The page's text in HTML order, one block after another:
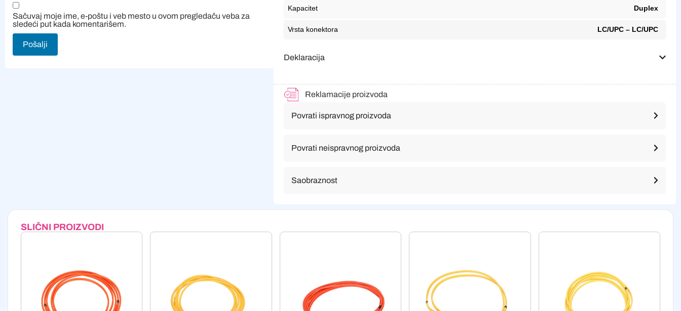
Sačuvaj moje ime, e-poštu i veb mesto u ovom pregledaču veba za
sledeći put kada komentarišem.
Kapacitet Duplex
Vrsta konektora LC/UPC – LC/UPC
Deklaracija
Reklamacije proizvoda
Povrati ispravnog proizvoda
Povrati neispravnog proizvoda
Saobraznost
SLIČNI PROIZVODI